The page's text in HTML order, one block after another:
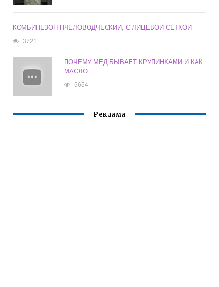
КОМБИНЕЗОН ПЧЕЛОВОДЧЕСКИЙ, С ЛИЦЕВОЙ СЕТКОЙ
3721
ПОЧЕМУ МЕД БЫВАЕТ КРУПИНКАМИ И КАК
МАСЛО
5654
Реклама